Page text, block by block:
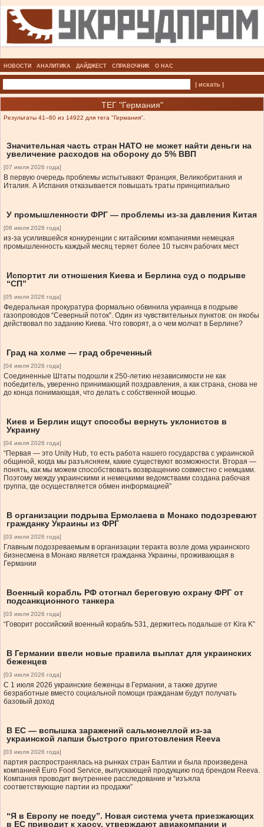
НОВОСТИ АНАЛИТИКА ДАЙДЖЕСТ СПРАВОЧНИК О НАС
| искать |
ТЕГ "Германия"
Результаты 41–60 из 14922 для тега "Германия".
Значительная часть стран НАТО не может найти деньги на
увеличение расходов на оборону до 5% ВВП
[07 июля 2026 года]
В первую очередь проблемы испытывают Франция, Великобритания и
Италия. А Испания отказывается повышать траты принципиально
У промышленности ФРГ — проблемы из-за давления Китая
[06 июля 2026 года]
из-за усилившейся конкуренции с китайскими компаниями немецкая
промышленность каждый месяц теряет более 10 тысяч рабочих мест
Испортит ли отношения Киева и Берлина суд о подрыве
“СП”
[05 июля 2026 года]
Федеральная прокуратура формально обвинила украинца в подрыве
газопроводов “Северный поток”. Один из чувствительных пунктов: он якобы
действовал по заданию Киева. Что говорят, а о чем молчат в Берлине?
Град на холме — град обреченный
[04 июля 2026 года]
Соединенные Штаты подошли к 250-летию независимости не как
победитель, уверенно принимающий поздравления, а как страна, снова не
до конца понимающая, что делать с собственной мощью.
Киев и Берлин ищут способы вернуть уклонистов в
Украину
[04 июля 2026 года]
“Первая — это Unity Hub, то есть работа нашего государства с украинской
общиной, когда мы разъясняем, какие существуют возможности. Вторая —
понять, как мы можем способствовать возвращению совместно с немцами.
Поэтому между украинскими и немецкими ведомствами создана рабочая
группа, где осуществляется обмен информацией”
В организации подрыва Ермолаева в Монако подозревают
гражданку Украины из ФРГ
[03 июля 2026 года]
Главным подозреваемым в организации теракта возле дома украинского
бизнесмена в Монако является гражданка Украины, проживающая в
Германии
Военный корабль РФ отогнал береговую охрану ФРГ от
подсанкционного танкера
[03 июля 2026 года]
“Говорит российский военный корабль 531, держитесь подальше от Kira K”
В Германии ввели новые правила выплат для украинских
беженцев
[03 июля 2026 года]
С 1 июля 2026 украинские беженцы в Германии, а также другие
безработные вместо социальной помощи гражданам будут получать
базовый доход
В ЕС — вспышка заражений сальмонеллой из-за
украинской лапши быстрого приготовления Reeva
[03 июля 2026 года]
партия распространялась на рынках стран Балтии и была произведена
компанией Euro Food Service, выпускающей продукцию под брендом Reeva.
Компания проводит внутреннее расследование и “изъяла
соответствующие партии из продажи”
“Я в Европу не поеду”. Новая система учета приезжающих
в ЕС приводит к хаосу, утверждают авиакомпании и